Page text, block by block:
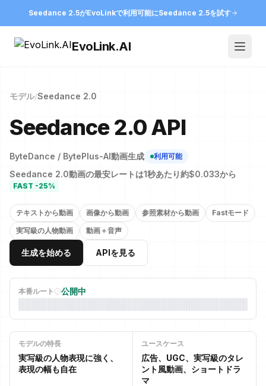
Seedance 2.5がEvoLinkで利用可能にSeedance 2.5を試す
EvoLink.AI
モデル/Seedance 2.0
Seedance 2.0 API
ByteDance / BytePlus-AI動画生成 利用可能
Seedance 2.0動画の最安レートは1秒あたり約$0.033から
FAST -25%
テキストから動画 画像から動画 参照素材から動画
Fastモード
実写級の人物動画
動画＋音声
生成を始める APIを見る
本番ルート 公開中
モデルの特長
実写級の人物表現に強く、
表現の幅も自在
ユースケース
広告、UGC、実写級のタレ
ント風動画、ショートドラ
マ